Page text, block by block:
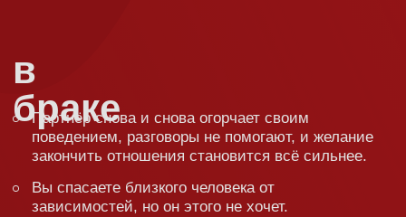
Сатья не читает нудные конспекты,
из мелких деталей, каждая из которых очень
важна!
Сатья не будет учить вас жизни!
Читать нотации. Он доступным
и понятным языком поделится
1 000 000 людей построить
счастливые отношения.